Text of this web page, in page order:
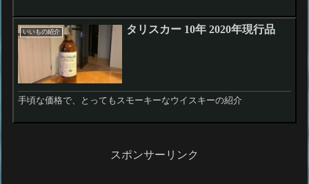
いいもの紹介 タリスカー 10年 2020年現行品
手頃な価格で、とってもスモーキーなウイスキーの紹介
スポンサーリンク